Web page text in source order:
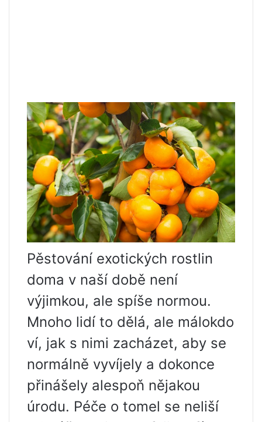
Pěstování exotických rostlin
doma v naší době není
výjimkou, ale spíše normou.
Mnoho lidí to dělá, ale málokdo
ví, jak s nimi zacházet, aby se
normálně vyvíjely a dokonce
přinášely alespoň nějakou
úrodu. Péče o tomel se neliší